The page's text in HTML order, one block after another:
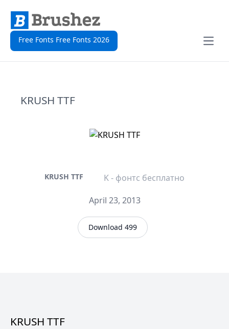
Free Fonts Free Fonts 2026
Open
KRUSH TTF
KRUSH TTF
K - фонтс бесплатно
April 23, 2013
Download 499
KRUSH TTF